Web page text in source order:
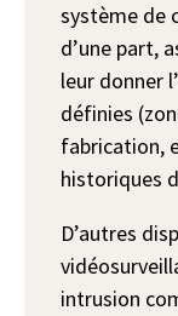
système de
d’une part,
leur donner
définies
fabrication,
historiques
D’autres
intrusion